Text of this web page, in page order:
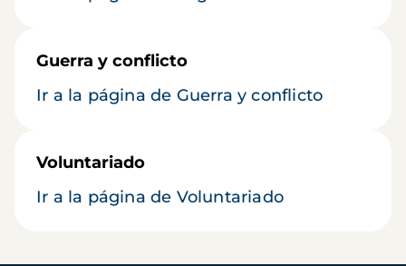
Guerra y conflicto
Ir a la página de Guerra y conflicto
Voluntariado
Ir a la página de Voluntariado